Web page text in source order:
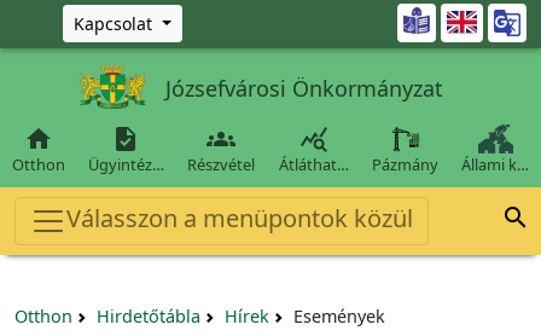
Ugrás a fő tartalomra
Kapcsolat 
Józsefvárosi Önkormányzat

Otthon

Ügyintéz…

Részvétel

Átláthat… Pázmány Állami k…
Válasszon a menüpontok közül 
Otthon Hirdetőtábla Hírek Események